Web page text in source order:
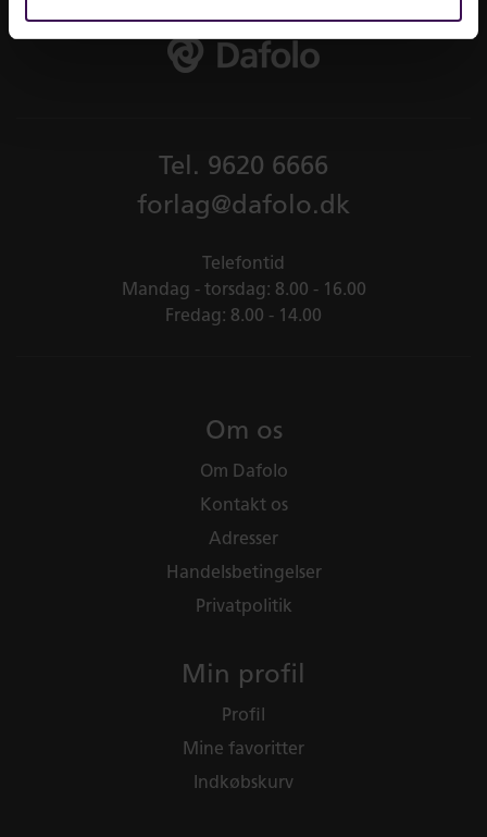
Om os
Om Dafolo
Kontakt os
Adresser
Handelsbetingelser
Privatpolitik
Min profil
Profil
Mine favoritter
Indkøbskurv
Tel. 9620 6666
forlag@dafolo.dk
Telefontid
Mandag - torsdag: 8.00 - 16.00
Fredag: 8.00 - 14.00